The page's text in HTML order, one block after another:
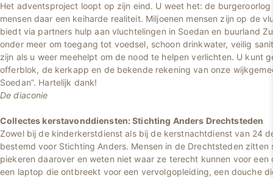
Het adventsproject loopt op zijn eind. U weet het: de burgeroorlog
mensen daar een keiharde realiteit. Miljoenen mensen zijn op de
biedt via partners hulp aan vluchtelingen in Soedan en buurland
onder meer om toegang tot voedsel, schoon drinkwater, veilig
zijn als u weer meehelpt om de nood te helpen verlichten. U kunt
offerblok, de kerkapp en de bekende rekening van onze
Soedan”. Hartelijk dank!
De diaconie
Collectes kerstavonddiensten: Stichting Anders Drechtsteden
Zowel bij de kinderkerstdienst als bij de kerstnachtdienst van 24
bestemd voor Stichting Anders. Mensen in de Drechtsteden zitten
piekeren daarover en weten niet waar ze terecht kunnen voor een
een laptop die ontbreekt voor een vervolgopleiding, een douche